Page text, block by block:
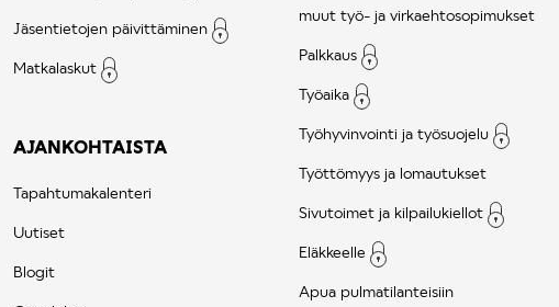
Jäsentietojen päivittäminen
Matkalaskut
AJANKOHTAISTA
Tapahtumakalenteri
Uutiset
Blogit
muut työ- ja virkaehtosopimukset
Palkkaus
Työaika
Työhyvinvointi ja työsuojelu
Työttömyys ja lomautukset
Sivutoimet ja kilpailukiellot
Eläkkeelle
Apua pulmatilanteisiin